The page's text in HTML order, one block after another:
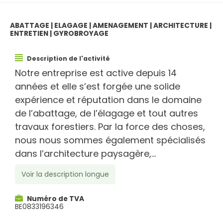
ABATTAGE | ELAGAGE | AMENAGEMENT | ARCHITECTURE |
ENTRETIEN | GYROBROYAGE
Description de l'activité
Notre entreprise est active depuis 14
années et elle s’est forgée une solide
expérience et réputation dans le domaine
de l’abattage, de l’élagage et tout autres
travaux forestiers. Par la force des choses,
nous nous sommes également spécialisés
dans l’architecture paysagère,...
Voir la description longue
Numéro de TVA
BE0833196346